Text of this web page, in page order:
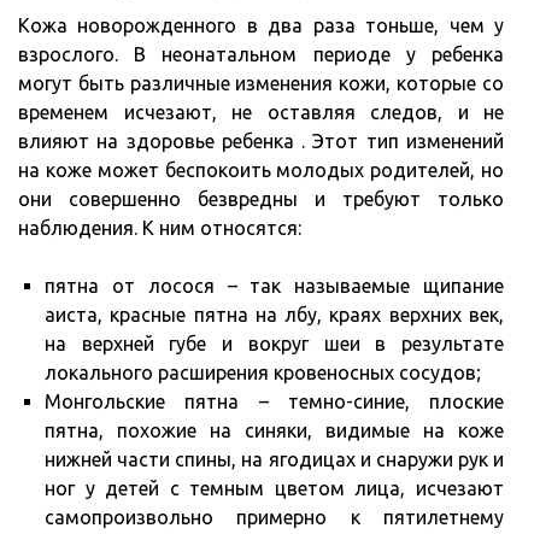
Кожа новорожденного в два раза тоньше, чем у
взрослого. В неонатальном периоде у ребенка
могут быть различные изменения кожи, которые со
временем исчезают, не оставляя следов, и не
влияют на здоровье ребенка . Этот тип изменений
на коже может беспокоить молодых родителей, но
они совершенно безвредны и требуют только
наблюдения. К ним относятся:
пятна от лосося – так называемые щипание
аиста, красные пятна на лбу, краях верхних век,
на верхней губе и вокруг шеи в результате
локального расширения кровеносных сосудов;
Монгольские пятна – темно-синие, плоские
пятна, похожие на синяки, видимые на коже
нижней части спины, на ягодицах и снаружи рук и
ног у детей с темным цветом лица, исчезают
самопроизвольно примерно к пятилетнему